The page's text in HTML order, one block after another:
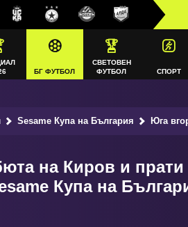
БГ ФУТБОЛ
СВЕТОВЕН
ФУТБОЛ
СПОРТ
Sesame Купа на България Юга вгорчи
на Киров и
Купа на